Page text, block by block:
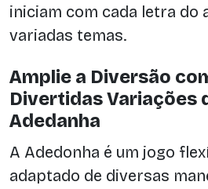
iniciam com cada letra do
variadas temas.
Amplie a Diversão
Divertidas Variações
Adedanha
A Adedonha é um jogo
adaptado de diversas